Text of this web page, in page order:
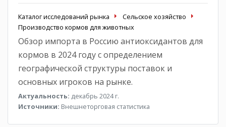
Каталог исследований рынка
Сельское хозяйство
Производство кормов для животных
Обзор импорта в Россию антиоксидантов для
кормов в 2024 году с определением
географической структуры поставок и
основных игроков на рынке.
Актуальность: декабрь 2024 г.
Источники: Внешнеторговая статистика